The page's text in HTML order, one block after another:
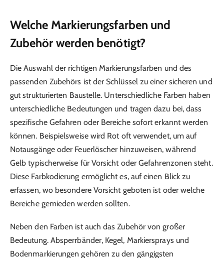
Welche Markierungsfarben und
Zubehör werden benötigt?
Die Auswahl der richtigen Markierungsfarben und des
passenden Zubehörs ist der Schlüssel zu einer sicheren und
gut strukturierten Baustelle. Unterschiedliche Farben haben
unterschiedliche Bedeutungen und tragen dazu bei, dass
spezifische Gefahren oder Bereiche sofort erkannt werden
können. Beispielsweise wird Rot oft verwendet, um auf
Notausgänge oder Feuerlöscher hinzuweisen, während
Gelb typischerweise für Vorsicht oder Gefahrenzonen steht.
Diese Farbkodierung ermöglicht es, auf einen Blick zu
erfassen, wo besondere Vorsicht geboten ist oder welche
Bereiche gemieden werden sollten.
Neben den Farben ist auch das Zubehör von großer
Bedeutung. Absperrbänder, Kegel, Markiersprays und
Bodenmarkierungen gehören zu den gängigsten